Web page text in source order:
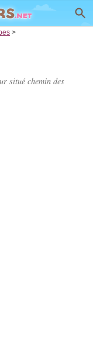
>
situé chemin des